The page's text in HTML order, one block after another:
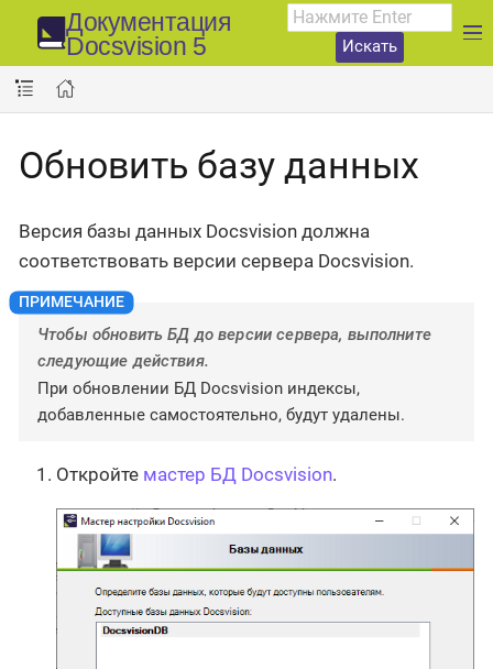
Документация
Docsvision 5
Искать
Обновить базу данных
Версия базы данных Docsvision должна
соответствовать версии сервера Docsvision.
Чтобы обновить БД до версии сервера, выполните
следующие действия.
При обновлении БД Docsvision индексы,
добавленные самостоятельно, будут удалены.
Откройте мастер БД Docsvision.